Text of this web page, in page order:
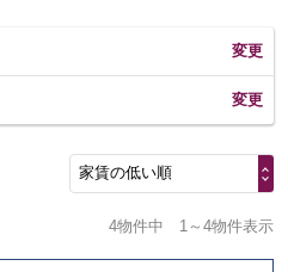
変更
変更
家賃の低い順
4物件中 1～4物件表示